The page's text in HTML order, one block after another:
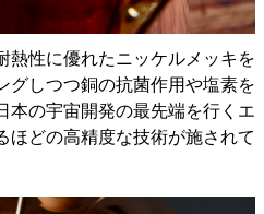
熱性に優れたニッケルメッキを
グしつつ銅の抗菌作用や塩素を
本の宇宙開発の最先端を行くエ
ほどの高精度な技術が施されて